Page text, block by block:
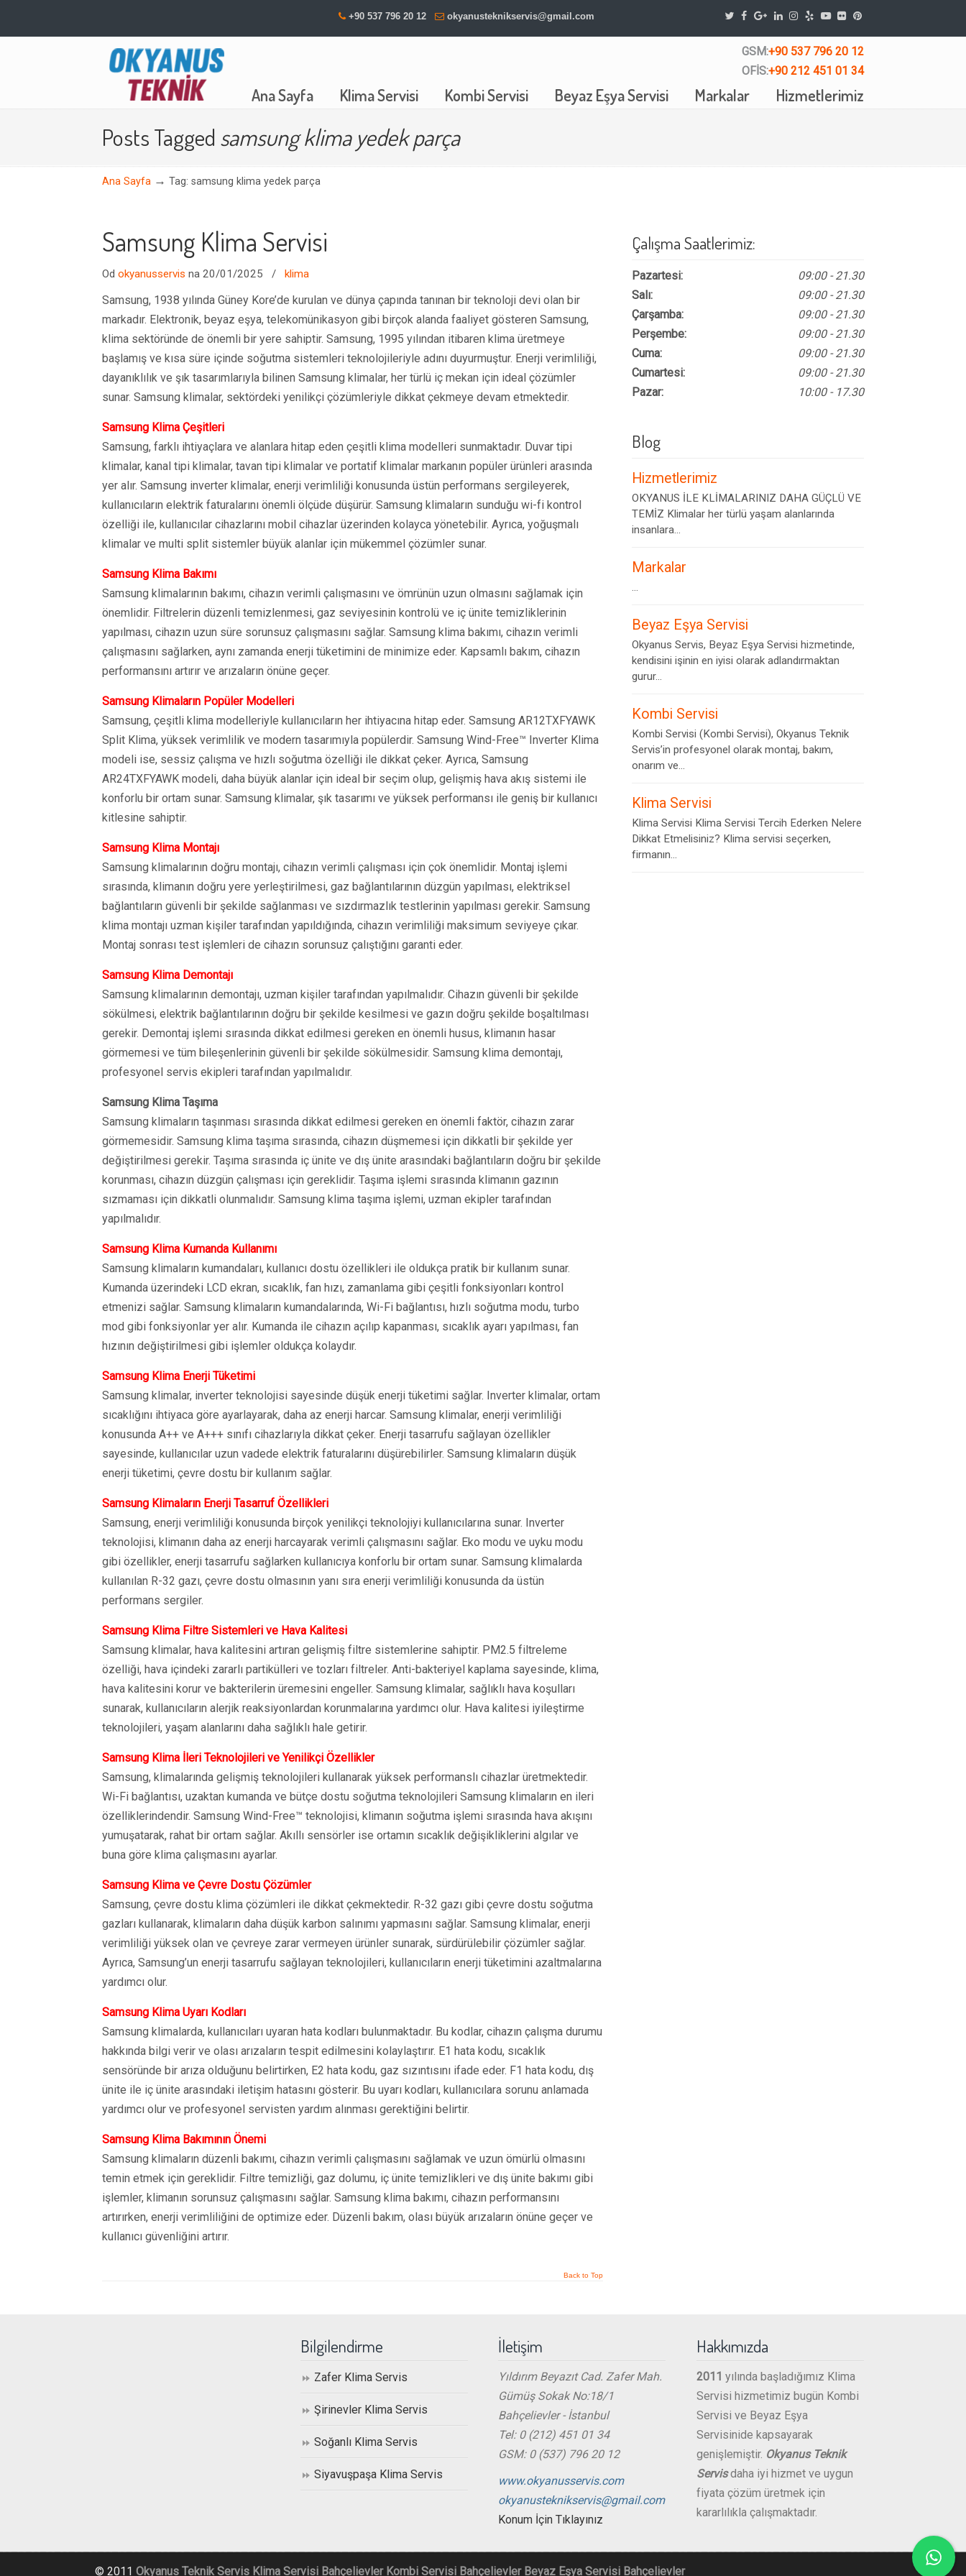
+90 537 796 20 12 okyanusteknikservis@gmail.com
GSM:+90 537 796 20 12
OFİS:+90 212 451 01 34
Ana Sayfa Klima Servisi Kombi Servisi Beyaz Eşya Servisi Markalar Hizmetlerimiz
Navigation
Posts Tagged samsung klima yedek parça
Ana Sayfa → Tag: samsung klima yedek parça
Samsung Klima Servisi
Od okyanusservis na 20/01/2025 / klima
Samsung, 1938 yılında Güney Kore’de kurulan ve dünya çapında tanınan bir teknoloji devi olan bir
markadır. Elektronik, beyaz eşya, telekomünikasyon gibi birçok alanda faaliyet gösteren Samsung,
klima sektöründe de önemli bir yere sahiptir. Samsung, 1995 yılından itibaren klima üretmeye
başlamış ve kısa süre içinde soğutma sistemleri teknolojileriyle adını duyurmuştur. Enerji verimliliği,
dayanıklılık ve şık tasarımlarıyla bilinen Samsung klimalar, her türlü iç mekan için ideal çözümler
sunar. Samsung klimalar, sektördeki yenilikçi çözümleriyle dikkat çekmeye devam etmektedir.
Samsung Klima Çeşitleri
Samsung, farklı ihtiyaçlara ve alanlara hitap eden çeşitli klima modelleri sunmaktadır. Duvar tipi
klimalar, kanal tipi klimalar, tavan tipi klimalar ve portatif klimalar markanın popüler ürünleri arasında
yer alır. Samsung inverter klimalar, enerji verimliliği konusunda üstün performans sergileyerek,
kullanıcıların elektrik faturalarını önemli ölçüde düşürür. Samsung klimaların sunduğu wi-fi kontrol
özelliği ile, kullanıcılar cihazlarını mobil cihazlar üzerinden kolayca yönetebilir. Ayrıca, yoğuşmalı
klimalar ve multi split sistemler büyük alanlar için mükemmel çözümler sunar.
Samsung Klima Bakımı
Samsung klimalarının bakımı, cihazın verimli çalışmasını ve ömrünün uzun olmasını sağlamak için
önemlidir. Filtrelerin düzenli temizlenmesi, gaz seviyesinin kontrolü ve iç ünite temizliklerinin
yapılması, cihazın uzun süre sorunsuz çalışmasını sağlar. Samsung klima bakımı, cihazın verimli
çalışmasını sağlarken, aynı zamanda enerji tüketimini de minimize eder. Kapsamlı bakım, cihazın
performansını artırır ve arızaların önüne geçer.
Samsung Klimaların Popüler Modelleri
Samsung, çeşitli klima modelleriyle kullanıcıların her ihtiyacına hitap eder. Samsung AR12TXFYAWK
Split Klima, yüksek verimlilik ve modern tasarımıyla popülerdir. Samsung Wind-Free™ Inverter Klima
modeli ise, sessiz çalışma ve hızlı soğutma özelliği ile dikkat çeker. Ayrıca, Samsung
AR24TXFYAWK modeli, daha büyük alanlar için ideal bir seçim olup, gelişmiş hava akış sistemi ile
konforlu bir ortam sunar. Samsung klimalar, şık tasarımı ve yüksek performansı ile geniş bir kullanıcı
kitlesine sahiptir.
Samsung Klima Montajı
Samsung klimalarının doğru montajı, cihazın verimli çalışması için çok önemlidir. Montaj işlemi
sırasında, klimanın doğru yere yerleştirilmesi, gaz bağlantılarının düzgün yapılması, elektriksel
bağlantıların güvenli bir şekilde sağlanması ve sızdırmazlık testlerinin yapılması gerekir. Samsung
klima montajı uzman kişiler tarafından yapıldığında, cihazın verimliliği maksimum seviyeye çıkar.
Montaj sonrası test işlemleri de cihazın sorunsuz çalıştığını garanti eder.
Samsung Klima Demontajı
Samsung klimalarının demontajı, uzman kişiler tarafından yapılmalıdır. Cihazın güvenli bir şekilde
sökülmesi, elektrik bağlantılarının doğru bir şekilde kesilmesi ve gazın doğru şekilde boşaltılması
gerekir. Demontaj işlemi sırasında dikkat edilmesi gereken en önemli husus, klimanın hasar
görmemesi ve tüm bileşenlerinin güvenli bir şekilde sökülmesidir. Samsung klima demontajı,
profesyonel servis ekipleri tarafından yapılmalıdır.
Samsung Klima Taşıma
Samsung klimaların taşınması sırasında dikkat edilmesi gereken en önemli faktör, cihazın zarar
görmemesidir. Samsung klima taşıma sırasında, cihazın düşmemesi için dikkatli bir şekilde yer
değiştirilmesi gerekir. Taşıma sırasında iç ünite ve dış ünite arasındaki bağlantıların doğru bir şekilde
korunması, cihazın düzgün çalışması için gereklidir. Taşıma işlemi sırasında klimanın gazının
sızmaması için dikkatli olunmalıdır. Samsung klima taşıma işlemi, uzman ekipler tarafından
yapılmalıdır.
Samsung Klima Kumanda Kullanımı
Samsung klimaların kumandaları, kullanıcı dostu özellikleri ile oldukça pratik bir kullanım sunar.
Kumanda üzerindeki LCD ekran, sıcaklık, fan hızı, zamanlama gibi çeşitli fonksiyonları kontrol
etmenizi sağlar. Samsung klimaların kumandalarında, Wi-Fi bağlantısı, hızlı soğutma modu, turbo
mod gibi fonksiyonlar yer alır. Kumanda ile cihazın açılıp kapanması, sıcaklık ayarı yapılması, fan
hızının değiştirilmesi gibi işlemler oldukça kolaydır.
Samsung Klima Enerji Tüketimi
Samsung klimalar, inverter teknolojisi sayesinde düşük enerji tüketimi sağlar. Inverter klimalar, ortam
sıcaklığını ihtiyaca göre ayarlayarak, daha az enerji harcar. Samsung klimalar, enerji verimliliği
konusunda A++ ve A+++ sınıfı cihazlarıyla dikkat çeker. Enerji tasarrufu sağlayan özellikler
sayesinde, kullanıcılar uzun vadede elektrik faturalarını düşürebilirler. Samsung klimaların düşük
enerji tüketimi, çevre dostu bir kullanım sağlar.
Samsung Klimaların Enerji Tasarruf Özellikleri
Samsung, enerji verimliliği konusunda birçok yenilikçi teknolojiyi kullanıcılarına sunar. Inverter
teknolojisi, klimanın daha az enerji harcayarak verimli çalışmasını sağlar. Eko modu ve uyku modu
gibi özellikler, enerji tasarrufu sağlarken kullanıcıya konforlu bir ortam sunar. Samsung klimalarda
kullanılan R-32 gazı, çevre dostu olmasının yanı sıra enerji verimliliği konusunda da üstün
performans sergiler.
Samsung Klima Filtre Sistemleri ve Hava Kalitesi
Samsung klimalar, hava kalitesini artıran gelişmiş filtre sistemlerine sahiptir. PM2.5 filtreleme
özelliği, hava içindeki zararlı partikülleri ve tozları filtreler. Anti-bakteriyel kaplama sayesinde, klima,
hava kalitesini korur ve bakterilerin üremesini engeller. Samsung klimalar, sağlıklı hava koşulları
sunarak, kullanıcıların alerjik reaksiyonlardan korunmalarına yardımcı olur. Hava kalitesi iyileştirme
teknolojileri, yaşam alanlarını daha sağlıklı hale getirir.
Samsung Klima İleri Teknolojileri ve Yenilikçi Özellikler
Samsung, klimalarında gelişmiş teknolojileri kullanarak yüksek performanslı cihazlar üretmektedir.
Wi-Fi bağlantısı, uzaktan kumanda ve bütçe dostu soğutma teknolojileri Samsung klimaların en ileri
özelliklerindendir. Samsung Wind-Free™ teknolojisi, klimanın soğutma işlemi sırasında hava akışını
yumuşatarak, rahat bir ortam sağlar. Akıllı sensörler ise ortamın sıcaklık değişikliklerini algılar ve
buna göre klima çalışmasını ayarlar.
Samsung Klima ve Çevre Dostu Çözümler
Samsung, çevre dostu klima çözümleri ile dikkat çekmektedir. R-32 gazı gibi çevre dostu soğutma
gazları kullanarak, klimaların daha düşük karbon salınımı yapmasını sağlar. Samsung klimalar, enerji
verimliliği yüksek olan ve çevreye zarar vermeyen ürünler sunarak, sürdürülebilir çözümler sağlar.
Ayrıca, Samsung’un enerji tasarrufu sağlayan teknolojileri, kullanıcıların enerji tüketimini azaltmalarına
yardımcı olur.
Samsung Klima Uyarı Kodları
Samsung klimalarda, kullanıcıları uyaran hata kodları bulunmaktadır. Bu kodlar, cihazın çalışma durumu
hakkında bilgi verir ve olası arızaların tespit edilmesini kolaylaştırır. E1 hata kodu, sıcaklık
sensöründe bir arıza olduğunu belirtirken, E2 hata kodu, gaz sızıntısını ifade eder. F1 hata kodu, dış
ünite ile iç ünite arasındaki iletişim hatasını gösterir. Bu uyarı kodları, kullanıcılara sorunu anlamada
yardımcı olur ve profesyonel servisten yardım alınması gerektiğini belirtir.
Samsung Klima Bakımının Önemi
Samsung klimaların düzenli bakımı, cihazın verimli çalışmasını sağlamak ve uzun ömürlü olmasını
temin etmek için gereklidir. Filtre temizliği, gaz dolumu, iç ünite temizlikleri ve dış ünite bakımı gibi
işlemler, klimanın sorunsuz çalışmasını sağlar. Samsung klima bakımı, cihazın performansını
artırırken, enerji verimliliğini de optimize eder. Düzenli bakım, olası büyük arızaların önüne geçer ve
kullanıcı güvenliğini artırır.
Back to Top
Çalışma Saatlerimiz:
Pazartesi:
Salı:
Çarşamba:
Perşembe:
Cuma:
Cumartesi:
Pazar:
09:00 - 21.30
09:00 - 21.30
09:00 - 21.30
09:00 - 21.30
09:00 - 21.30
09:00 - 21.30
10:00 - 17.30
Blog
Hizmetlerimiz
OKYANUS İLE KLİMALARINIZ DAHA GÜÇLÜ VE
TEMİZ Klimalar her türlü yaşam alanlarında
insanlara...
Markalar
...
Beyaz Eşya Servisi
Okyanus Servis, Beyaz Eşya Servisi hizmetinde,
kendisini işinin en iyisi olarak adlandırmaktan
gurur...
Kombi Servisi
Kombi Servisi (Kombi Servisi), Okyanus Teknik
Servis’in profesyonel olarak montaj, bakım,
onarım ve...
Klima Servisi
Klima Servisi Klima Servisi Tercih Ederken Nelere
Dikkat Etmelisiniz? Klima servisi seçerken,
firmanın...
Bilgilendirme
Zafer Klima Servis
Şirinevler Klima Servis
Soğanlı Klima Servis
Siyavuşpaşa Klima Servis
İletişim
Yıldırım Beyazıt Cad. Zafer Mah.
Gümüş Sokak No:18/1
Bahçelievler - İstanbul
Tel: 0 (212) 451 01 34
GSM: 0 (537) 796 20 12
www.okyanusservis.com
okyanusteknikservis@gmail.com
Konum İçin Tıklayınız
Hakkımızda
2011 yılında başladığımız Klima
Servisi hizmetimiz bugün Kombi
Servisi ve Beyaz Eşya
Servisinide kapsayarak
genişlemiştir. Okyanus Teknik
Servisdaha iyi hizmet ve uygun
fiyata çözüm üretmek için
kararlılıkla çalışmaktadır.
© 2011 Okyanus Teknik Servis Klima Servisi Bahçelievler Kombi Servisi Bahçelievler Beyaz Eşya Servisi Bahçelievler